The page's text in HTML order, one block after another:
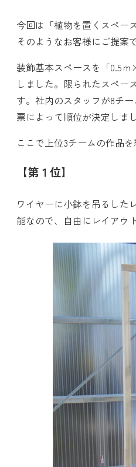
今回は「植物を置くスペー
そのようなお客様にご提案
装飾基本スペースを「0.5
しました。限られたスペー
す。社内のスタッフが8チ
票によって順位が決定しま
ここで上位3チームの作品を
【第１位】
ワイヤーに小鉢を吊るした
能なので、自由にレイアウ